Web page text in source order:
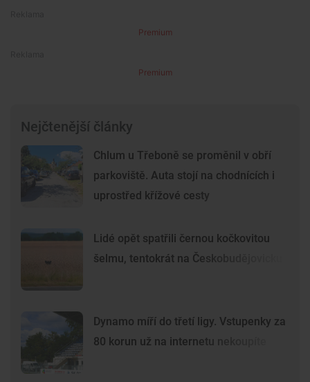
Premium
Premium
Nejčtenější články
Chlum u Třeboně se proměnil v obří
parkoviště. Auta stojí na chodnících i
uprostřed křížové cesty
Lidé opět spatřili černou kočkovitou
šelmu, tentokrát na Českobudějovicku
Dynamo míří do třetí ligy. Vstupenky za
80 korun už na internetu nekoupíte